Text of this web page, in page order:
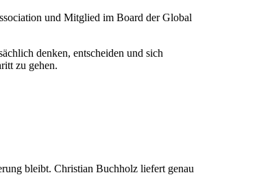
und Mitglied im Board der Global
denken, entscheiden und sich
zu gehen.
bleibt. Christian Buchholz liefert genau